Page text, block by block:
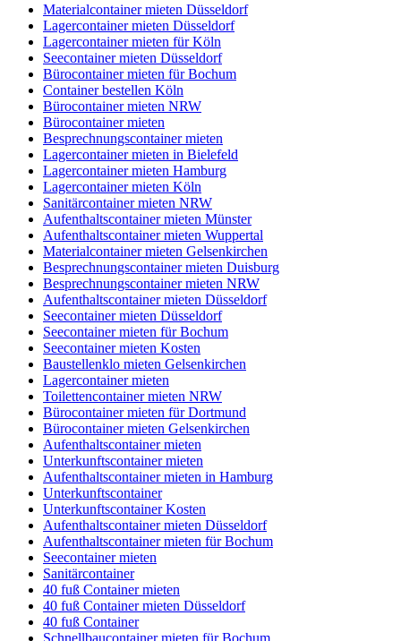
Materialcontainer mieten Düsseldorf
Lagercontainer mieten Düsseldorf
Lagercontainer mieten für Köln
Seecontainer mieten Düsseldorf
Bürocontainer mieten für Bochum
Container bestellen Köln
Bürocontainer mieten NRW
Bürocontainer mieten
Besprechnungscontainer mieten
Lagercontainer mieten in Bielefeld
Lagercontainer mieten Hamburg
Lagercontainer mieten Köln
Sanitärcontainer mieten NRW
Aufenthaltscontainer mieten Münster
Aufenthaltscontainer mieten Wuppertal
Materialcontainer mieten Gelsenkirchen
Besprechnungscontainer mieten Duisburg
Besprechnungscontainer mieten NRW
Aufenthaltscontainer mieten Düsseldorf
Seecontainer mieten Düsseldorf
Seecontainer mieten für Bochum
Seecontainer mieten Kosten
Baustellenklo mieten Gelsenkirchen
Lagercontainer mieten
Toilettencontainer mieten NRW
Bürocontainer mieten für Dortmund
Bürocontainer mieten Gelsenkirchen
Aufenthaltscontainer mieten
Unterkunftscontainer mieten
Aufenthaltscontainer mieten in Hamburg
Unterkunftscontainer
Unterkunftscontainer Kosten
Aufenthaltscontainer mieten Düsseldorf
Aufenthaltscontainer mieten für Bochum
Seecontainer mieten
Sanitärcontainer
40 fuß Container mieten
40 fuß Container mieten Düsseldorf
40 fuß Container
Schnellbaucontainer mieten für Bochum